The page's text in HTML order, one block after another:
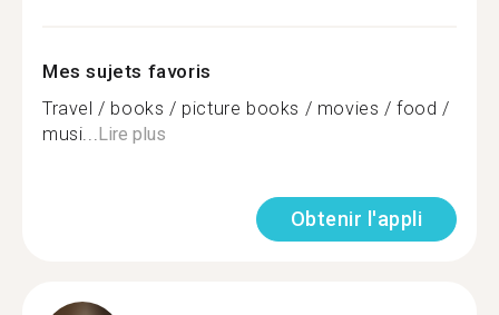
Mes sujets favoris
Travel / books / picture books / movies / food /
musi...Lire plus
Obtenir l'appli